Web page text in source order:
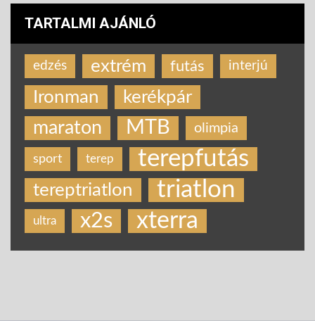
TARTALMI AJÁNLÓ
edzés extrém futás interjú
Ironman kerékpár
maraton MTB olimpia
sport terep terepfutás
tereptriatlon triatlon
ultra x2s xterra